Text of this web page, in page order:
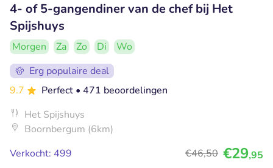
4- of 5-gangendiner van de chef bij Het
Spijshuys
Morgen Za Zo Di
Wo
Erg populaire deal
9.7
Perfect • 471 beoordelingen
Het Spijshuys
Boornbergum (6km)
Verkocht: 499
€46,50 €29,95